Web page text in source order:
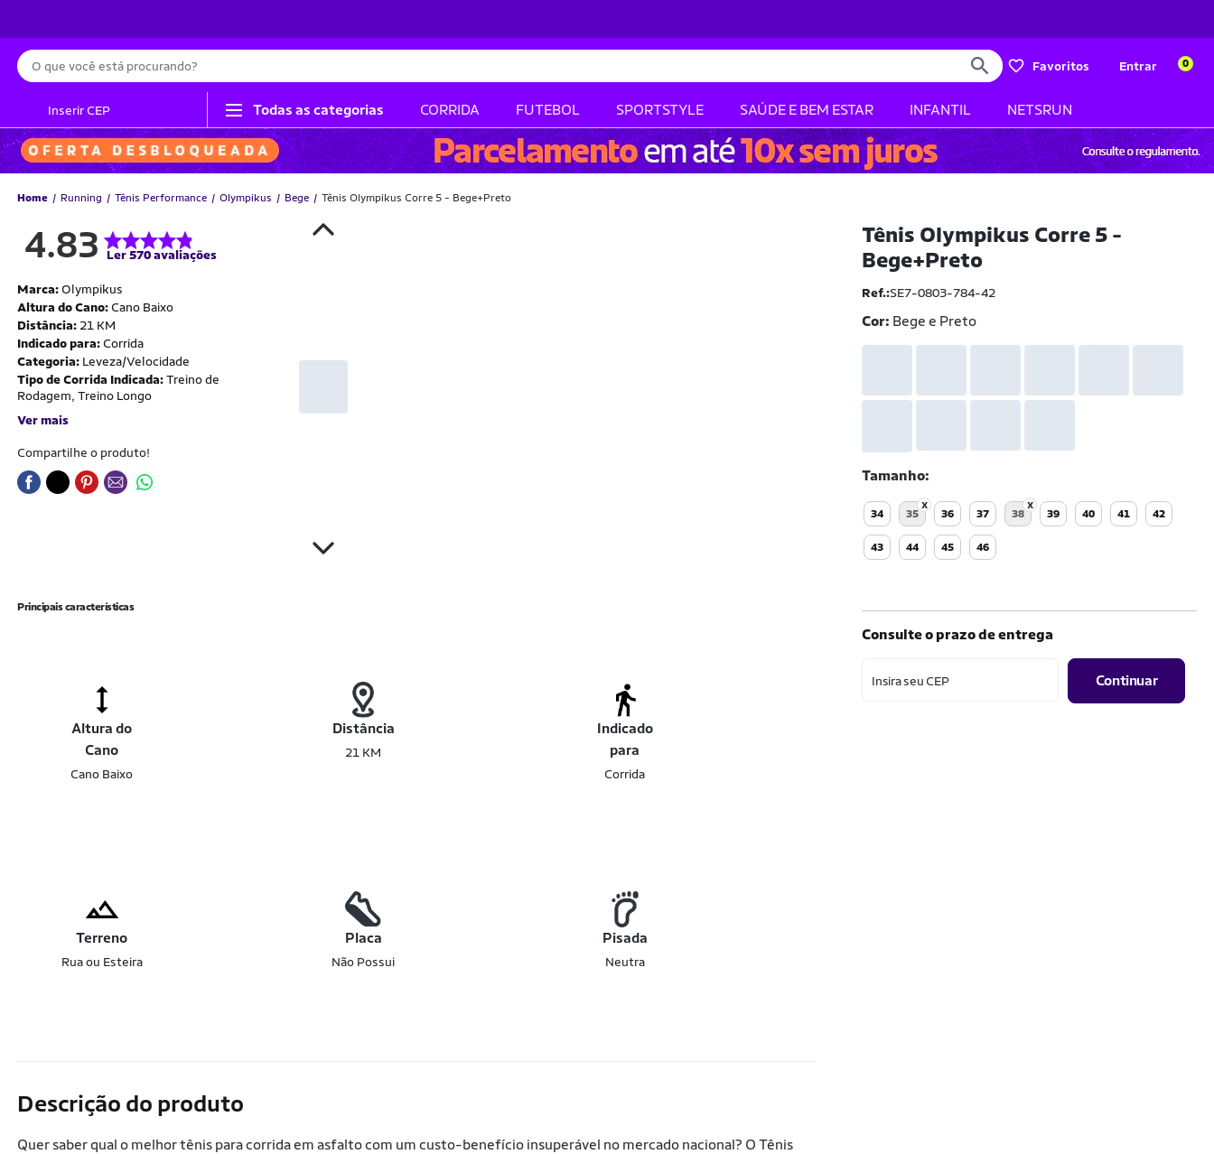
Busca
Favoritos Entrar 0
Inserir CEP Todas as categorias CORRIDA FUTEBOL SPORTSTYLE SAÚDE E BEM ESTAR INFANTIL NETSRUN
Home Running Tênis Performance Olympikus Bege Tênis Olympikus Corre 5 - Bege+Preto
4.83 Ler 570 avaliações
Marca: Olympikus
Altura do Cano: Cano Baixo
Distância: 21 KM
Indicado para: Corrida
Categoria: Leveza/Velocidade
Tipo de Corrida Indicada:Treino de
Rodagem, Treino Longo
Ver mais
Compartilhe o produto!
Tênis Olympikus Corre 5 -
Bege+Preto
Ref.:SE7-0803-784-42
Cor: Bege e Preto
Tamanho
34 35 36 37 38 39 40 41 42
43 44 45 46
Consulte o prazo de entrega
Insira seu CEP Continuar
Principais características
Altura do
Cano
Cano Baixo
Distância
21 KM
Indicado
para
Corrida
Terreno
Rua ou Esteira
Placa
Não Possui
Pisada
Neutra
Descrição do produto
Quer saber qual o melhor tênis para corrida em asfalto com um custo-benefício insuperável no mercado nacional? O Tênis